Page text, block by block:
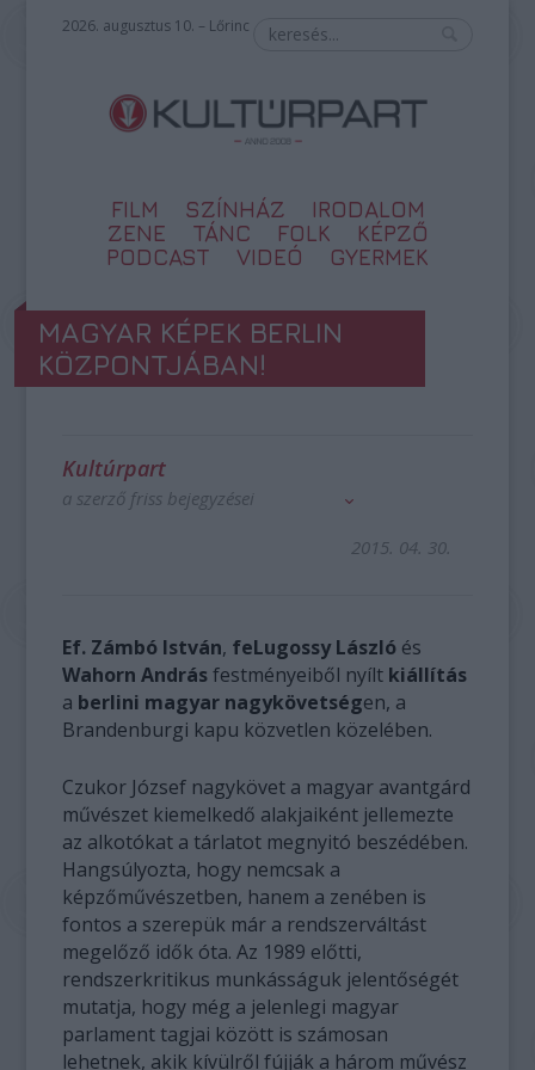
2026. augusztus 10. – Lőrinc
FILM SZÍNHÁZ
IRODALOM
ZENE
TÁNC FOLK
KÉPZŐ
PODCAST
VIDEÓ GYERMEK
MAGYAR KÉPEK BERLIN
KÖZPONTJÁBAN!
Kultúrpart
a szerző friss bejegyzései
2015. 04. 30.
Ef. Zámbó István, feLugossy László és
Wahorn Andrásfestményeiből nyílt kiállítás
a berlini magyar nagykövetségen, a
Brandenburgi kapu közvetlen közelében.
Czukor József nagykövet a magyar avantgárd
művészet kiemelkedő alakjaiként jellemezte
az alkotókat a tárlatot megnyitó beszédében.
Hangsúlyozta, hogy nemcsak a
képzőművészetben, hanem a zenében is
fontos a szerepük már a rendszerváltást
megelőző idők óta. Az 1989 előtti,
rendszerkritikus munkásságuk jelentőségét
mutatja, hogy még a jelenlegi magyar
parlament tagjai között is számosan
lehetnek, akik kívülről fújják a három művész